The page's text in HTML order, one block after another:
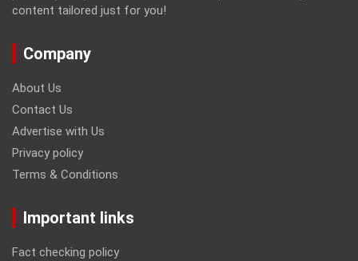
content tailored just for you!
Company
About Us
Contact Us
Advertise with Us
Privacy policy
Terms & Conditions
Important links
Fact checking policy